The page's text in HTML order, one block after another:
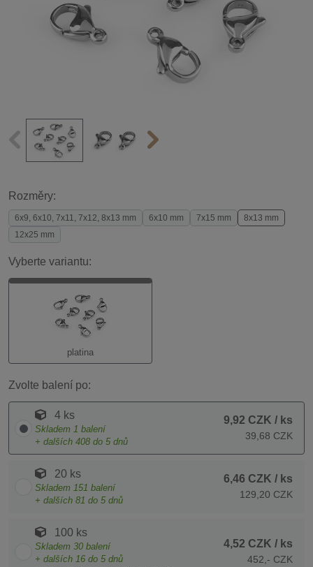
Rozměry:
6x9, 6x10, 7x11, 7x12, 8x13 mm 6x10 mm 7x15 mm
8x13 mm
12x25 mm
Vyberte variantu:
platina
Zvolte balení po:
4 ks
Skladem 1 balení
+ dalších 408 do 5 dnů
9,92 CZK / ks
39,68 CZK
20 ks
Skladem 151 balení
+ dalších 81 do 5 dnů
6,46 CZK / ks
129,20 CZK
100 ks
Skladem 30 balení
+ dalších 16 do 5 dnů
4,52 CZK / ks
452,- CZK